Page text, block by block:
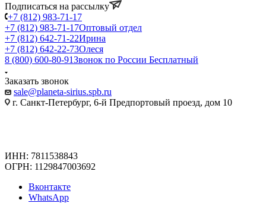
Подписаться на рассылку
+7 (812) 983-71-17
+7 (812) 983-71-17Оптовый отдел
+7 (812) 642-71-22Ирина
+7 (812) 642-22-73Олеся
8 (800) 600-80-91Звонок по России Бесплатный
Заказать звонок
sale@planeta-sirius.spb.ru
г. Санкт-Петербург, 6-й Предпортовый проезд, дом 10
ИНН: 7811538843
ОГРН: 1129847003692
Вконтакте
WhatsApp